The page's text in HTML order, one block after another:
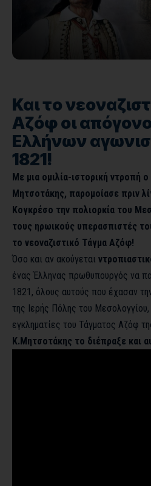
Και το
Αζόφ οι
Ελλήνων
1821!
Με μια ομιλία-ιστορική ντροπή
Μητσοτάκης, παρομοίασε πριν
Κογκρέσο την πολιορκία του
τους ηρωικούς υπερασπιστές
το νεοναζιστικό Τάγμα Αζόφ!
Όσο και αν ακούγεται
ένας Έλληνας πρωθυπουργός να
1821, όλους αυτούς που έχασαν
της Ιερής Πόλης του
εγκληματίες του Τάγματος Αζόφ
Κ.Μητσοτάκης το διέπραξε και